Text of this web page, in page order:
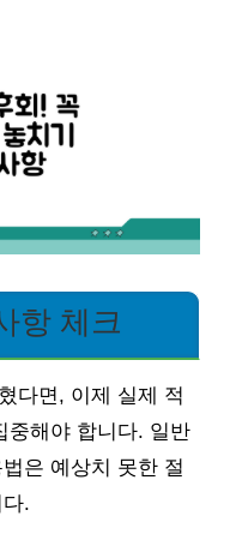
항 체크
다면, 이제 실제 적
중해야 합니다. 일반
은 예상치 못한 절
.